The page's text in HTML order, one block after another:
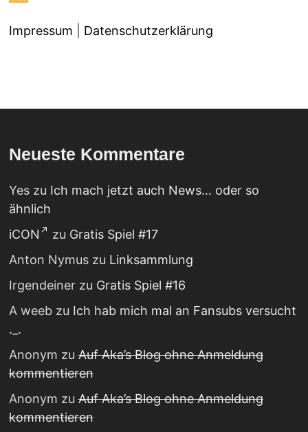
Impressum Datenschutzerklärung
Neueste Kommentare
Yeszu Ich mach jetzt auch News… oder so
ähnlich
iCON
zu Gratis Spiel #17
Anton Nymuszu Linksammlung
Irgendeinerzu Gratis Spiel #16
A weebzu Ich hab mich mal an Fansubs versucht
._.
Anonym zuAuf Aka’s Blog ohne Anmeldung
kommentieren
Anonym zuAuf Aka’s Blog ohne Anmeldung
kommentieren